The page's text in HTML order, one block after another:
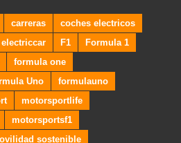
carreras
coches electricos
electriccar F1
Formula 1
formula one
Uno
formulauno
motorsportlife
motorsportsf1
sostenible